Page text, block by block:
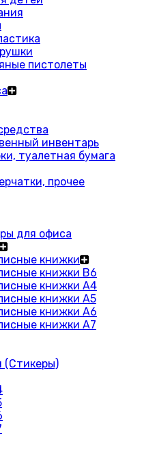
пистолеты
инвентарь
туалетная бумага
прочее
для офиса
книжки
книжки В6
книжки A4
книжки А5
книжки А6
книжки А7
(Стикеры)